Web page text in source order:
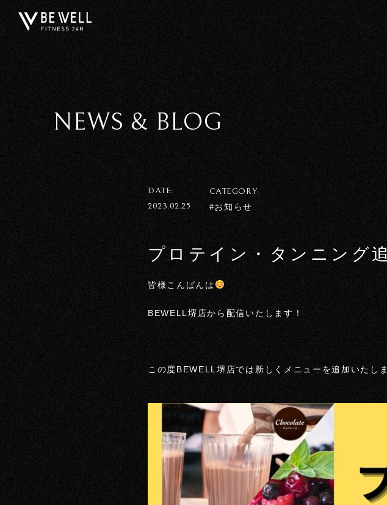
NEWS & BLOG
DATE:
2023.02.25
CATEGORY:
#お知らせ
プロテイン・タンニング
皆様こんばんは
BEWELL堺店から配信いたします！
この度BEWELL堺店では新しくメニューを追加いたし